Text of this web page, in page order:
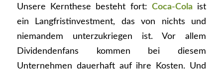
Unsere Kernthese besteht fort:Coca-Cola ist
ein Langfristinvestment, das von nichts und
niemandem unterzukriegen ist. Vor allem
Dividendenfans kommen bei diesem
Unternehmen dauerhaft auf ihre Kosten. Und